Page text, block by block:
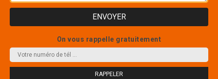
On vous rappelle gratuitement